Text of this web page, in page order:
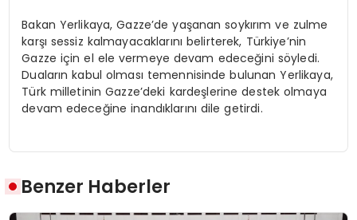
Bakan Yerlikaya, Gazze’de yaşanan soykırım ve zulme
karşı sessiz kalmayacaklarını belirterek, Türkiye’nin
Gazze için el ele vermeye devam edeceğini söyledi.
Duaların kabul olması temennisinde bulunan Yerlikaya,
Türk milletinin Gazze’deki kardeşlerine destek olmaya
devam edeceğine inandıklarını dile getirdi.
Benzer Haberler